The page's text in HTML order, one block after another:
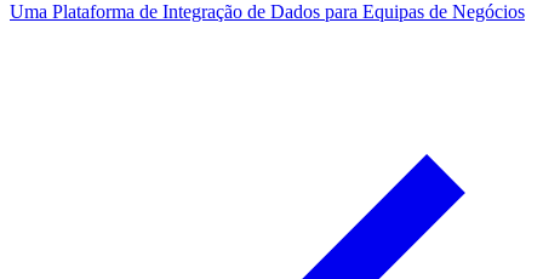
Uma Plataforma de Integração de Dados para Equipas de Negócios